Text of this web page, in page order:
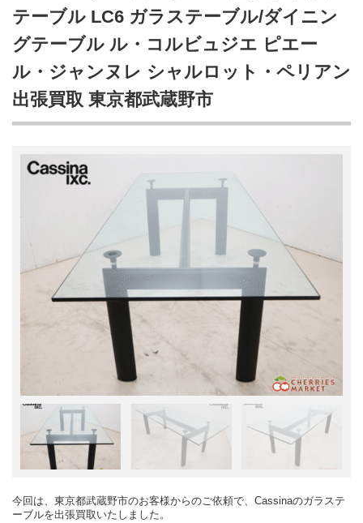
テーブル LC6 ガラステーブル/ダイニン
グテーブル ル・コルビュジエ ピエー
ル・ジャンヌレ シャルロット・ペリアン
出張買取 東京都武蔵野市
今回は、東京都武蔵野市のお客様からのご依頼で、Cassinaのガラステ
ーブルを出張買取いたしました。